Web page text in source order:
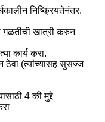
निष्क्रियतेनंतर.
गळतीची खात्री करुन
कार्य करा.
ठेवा (त्यांच्यासह सुसज्ज
4 की मुद्दे